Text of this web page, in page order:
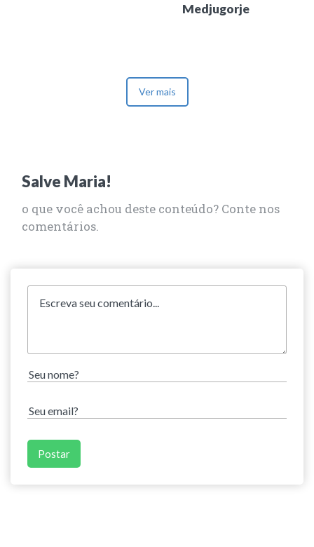
Medjugorje
Ver mais
Salve Maria!
o que você achou deste conteúdo? Conte nos
comentários.